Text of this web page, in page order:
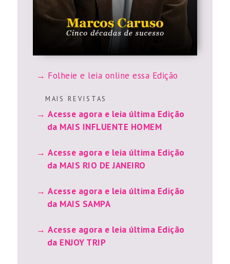
Folheie e leia online essa Edição
M A I S R E V I S T A S
Acesse agora e leia última Edição
da MAIS INFLUENTE HOMEM
Acesse agora e leia última Edição
da MAIS RIO DE JANEIRO
Acesse agora e leia última Edição
da MAIS SAMPA
Acesse agora e leia última Edição
da ENJOY TRIP